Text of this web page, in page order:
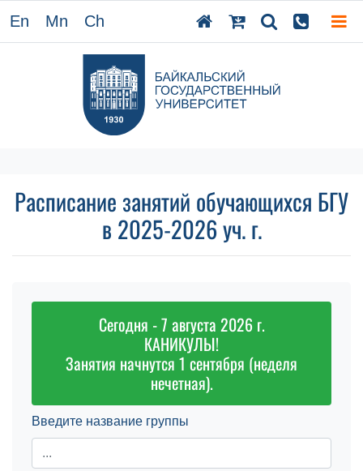
En Mn Ch
Расписание занятий обучающихся БГУ
в 2025-2026 уч. г.
Сегодня - 7 августа 2026 г.
КАНИКУЛЫ!
Занятия начнутся 1 сентября (неделя
нечетная).
Введите название группы